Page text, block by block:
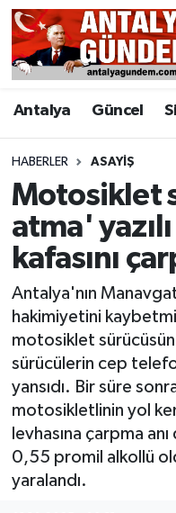
Antalya Güncel
HABERLER ASAYIŞ
Motosiklet
atma'
kafasını
Antalya'nın
hakimiyetini
motosiklet
sürücülerin cep
yansıdı. Bir süre
motosikletlinin yol
levhasına çarpma
0,55 promil alkollü
yaralandı.
Antalya
Asayiş
Bilim & Teknoloji
Bölge
EĞİTİM
Ekonomi
Genel
Görüntülü Haber
Güncel
Kültür & Sanat
Antalya Nöbetçi
Antalya Hava
Antalya Namaz
Antalya Trafik
Süper Lig Puan
Tüm Manşetler
Son Dakika
Haber Arşivi